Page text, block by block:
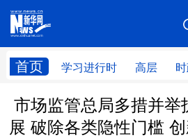
首页 学习进行时 高层
网站地图
学习进行时 高层
国际 财经
市场监管总局多措并举
展 破除各类隐性门槛